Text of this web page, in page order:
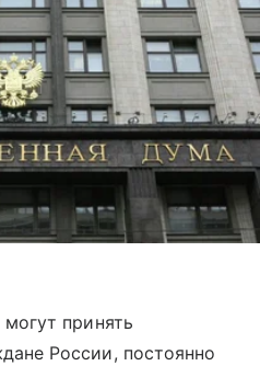
принять
России, постоянно